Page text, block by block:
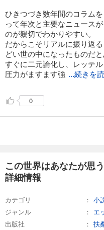
ひきつづき数年間のコラム
って年次と主要なニュース
のが親切でわかりやすい。
だからこそリアルに振り返
どい世の中になったものだと
すぐに二元論化し、レッテ
圧力がますます強 ...続きを
0
この世界はあなたが思
詳細情報
カテゴリ
小
ジャンル
エ
出版社
扶